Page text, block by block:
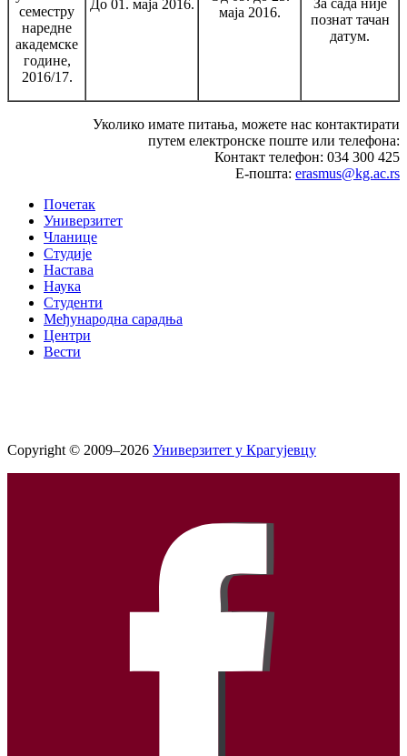
семестру
наредне
академске
године,
2016/17.
До 01. маја 2016.
маја 2016.
За сада није
познат тачан
датум.
Уколико имате питања, можете нас контактирати
путем електронске поште или телефона:
Контакт телефон: 034 300 425
Е-пошта: erasmus@kg.ac.rs
Почетак
Универзитет
Чланице
Студије
Настава
Наука
Студенти
Међународна сарадња
Центри
Вести
Copyright © 2009–2026 Универзитет у Крагујевцу